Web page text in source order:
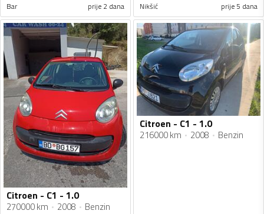
Bar prije 2 dana Nikšić prije 5 dana
Citroen - C1 - 1.0
270000 km 2008 Benzin
Citroen - C1 - 1.0
216000 km 2008 Benzin